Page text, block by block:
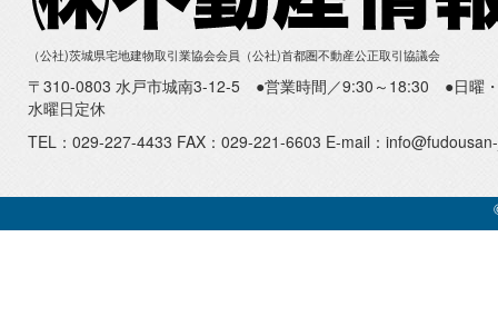
（公社)茨城県宅地建物取引業協会会員（公社)首都圏不動産公正取引協議会
〒310-0803 水戸市城南3-12-5 ●営業時間／9:30～18:30 ●日曜
水曜日定休
TEL：029-227-4433 FAX：029-221-6603 E-mail：